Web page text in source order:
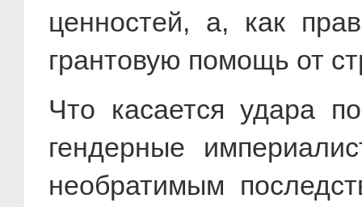
ценностей, а, как
грантовую помощь от
Что касается удара
гендерные
необратимым